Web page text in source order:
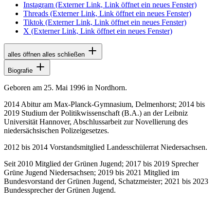
Instagram (Externer Link, Link öffnet ein neues Fenster)
Threads (Externer Link, Link öffnet ein neues Fenster)
Tiktok (Externer Link, Link öffnet ein neues Fenster)
X (Externer Link, Link öffnet ein neues Fenster)
alles öffnen alles schließen
Biografie
Geboren am 25. Mai 1996 in Nordhorn.
2014 Abitur am Max-Planck-Gymnasium, Delmenhorst; 2014 bis
2019 Studium der Politikwissenschaft (B.A.) an der Leibniz
Universität Hannover, Abschlussarbeit zur Novellierung des
niedersächsischen Polizeigesetzes.
2012 bis 2014 Vorstandsmitglied Landesschülerrat Niedersachsen.
Seit 2010 Mitglied der Grünen Jugend; 2017 bis 2019 Sprecher
Grüne Jugend Niedersachsen; 2019 bis 2021 Mitglied im
Bundesvorstand der Grünen Jugend, Schatzmeister; 2021 bis 2023
Bundessprecher der Grünen Jugend.